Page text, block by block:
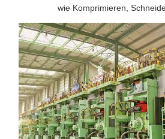
wie Komprimieren,